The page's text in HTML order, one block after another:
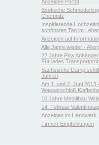
Anzeigen Portal
Exotische
Chemnitz
Inspirierende
schönsten Tag im
Anzeigen auf
Alle Jahre wieder -
22 Jahre Pkw
Für jedes
Sächsische
Jahren
Am 1. und 2. Juni 2013
Wasserschloß
10 Jahre Metallbau
14. Februar
Anzeigen im Handwerk
Firmen-Empfehlungen